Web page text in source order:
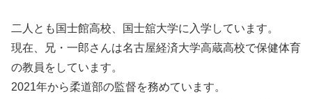
二人とも国士館高校、国士舘大学に入学しています。
現在、兄・一郎さんは名古屋経済大学高蔵高校で保健体育
の教員をしています。
2021年から柔道部の監督を務めています。